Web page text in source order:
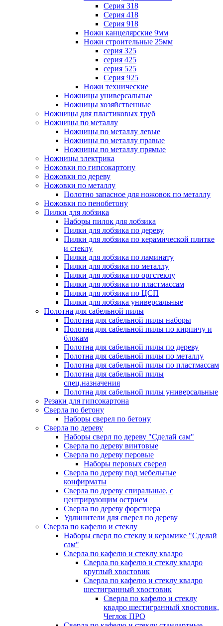
Серия 318
Серия 418
Серия 918
Ножи канцелярские 9мм
Ножи строительные 25мм
серия 325
серия 425
серия 525
Серия 925
Ножи технические
Ножницы универсальные
Ножницы хозяйственные
Ножницы для пластиковых труб
Ножницы по металлу
Ножницы по металлу левые
Ножницы по металлу правые
Ножницы по металлу прямые
Ножницы электрика
Ножовки по гипсокартону
Ножовки по дереву
Ножовки по металлу
Полотно запасное для ножовок по металлу
Ножовки по пенобетону
Пилки для лобзика
Наборы пилок для лобзика
Пилки для лобзика по дереву
Пилки для лобзика по керамической плитке
и стеклу
Пилки для лобзика по ламинату
Пилки для лобзика по металлу
Пилки для лобзика по оргстеклу
Пилки для лобзика по пластмассам
Пилки для лобзика по ЦСП
Пилки для лобзика универсальные
Полотна для сабельной пилы
Полотна для сабельной пилы наборы
Полотна для сабельной пилы по кирпичу и
блокам
Полотна для сабельной пилы по дереву
Полотна для сабельной пилы по металлу
Полотна для сабельной пилы по пластмассам
Полотна для сабельной пилы
спец.назначения
Полотна для сабельной пилы универсальные
Резаки для гипсокартона
Сверла по бетону
Наборы сверел по бетону
Сверла по дереву
Наборы сверл по дереву "Сделай сам"
Сверла по дереву винтовые
Сверла по дереву перовые
Наборы перовых сверел
Сверла по дереву под мебельные
конфирматы
Сверла по дереву спиральные, с
центрирующим острием
Сверла по дереву форстнера
Удлинители для сверел по дереву
Сверла по кафелю и стеклу
Наборы сверл по стеклу и керамике "Сделай
сам"
Сверла по кафелю и стеклу квадро
Сверла по кафелю и стеклу квадро
круглый хвостовик
Сверла по кафелю и стеклу квадро
шестигранный хвостовик
Сверла по кафелю и стеклу
квадро шестигранный хвостовик,
Чеглок ПРО